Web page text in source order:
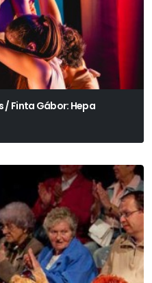
/ Finta Gábor: Hepa